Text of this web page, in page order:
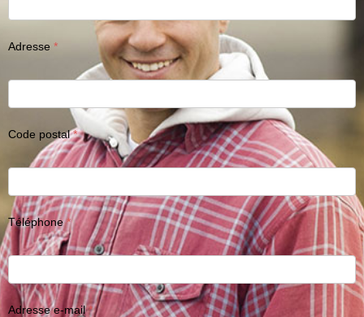
Adresse
Code postal
Téléphone
Adresse e-mail